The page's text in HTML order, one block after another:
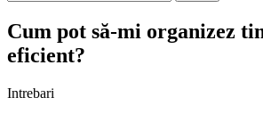
Cum pot să-mi organizez
eficient?
Intrebari